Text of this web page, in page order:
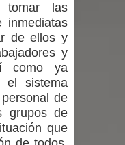
Maule por su
en
de PRODESAL
tomar las
inmediatas
de ellos y
y
como ya
el sistema
de
grupos de
que